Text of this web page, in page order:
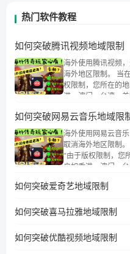
热门软件教程
如何突破腾讯视频地域限制
海外使用腾讯视频
海外地区限制。 当在海外打开腾讯视频，却突然弹出“由于版
权限制，您所在的地区无
港、澳门、台湾、
权限制问题，且仅能在中国
朋友们，使用番茄
讯视频地区版权限
湾、美国、加拿大
学、定居等，都可
如何突破网易云音乐地域限
海外使用网易云音
取消海外地区限制。 当在海外打开网易云音乐，却突然弹出
“由于版权限制，您所
户如香港、澳门、
地区及版权限制问题，
户收听网易云音乐
工作、留学、定居
所困扰。
如何突破爱奇艺地域限制
如何突破喜马拉雅地域限制
如何突破优酷视频地域限制